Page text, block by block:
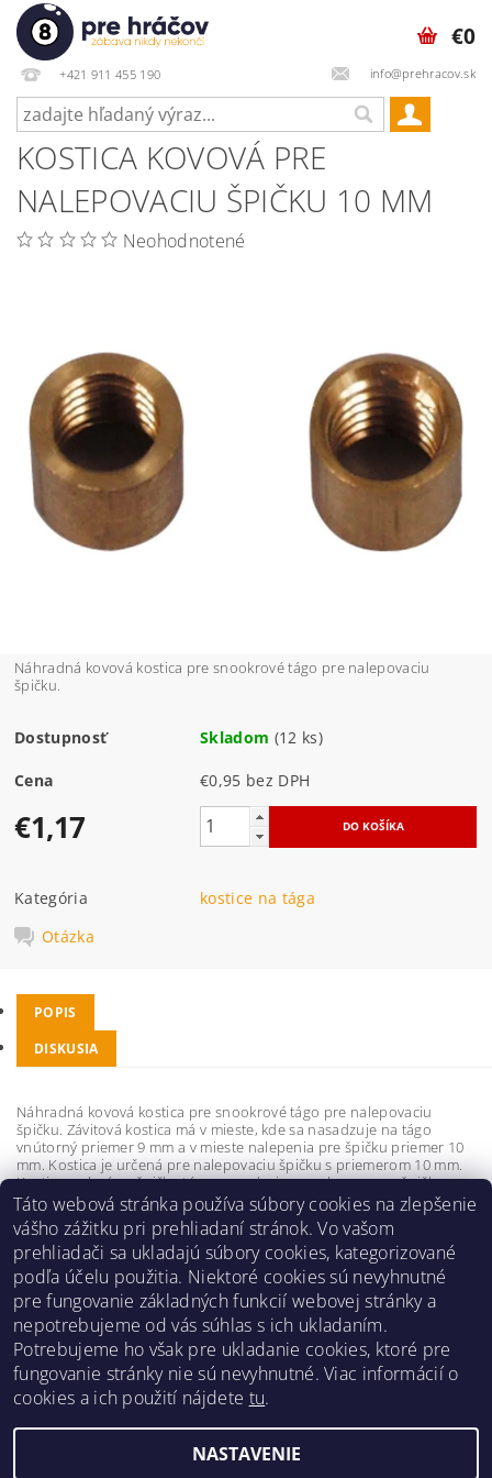
+421 911 455 190 info@prehracov.sk
€0
KOSTICA KOVOVÁ PRE
NALEPOVACIU ŠPIČKU 10 MM
Neohodnotené
Náhradná kovová kostica pre snookrové tágo pre nalepovaciu
špičku.
Dostupnosť Skladom (12 ks)
Cena €0,95 bez DPH
€1,17
Kategória
kostice na tága
Otázka
POPIS
DISKUSIA
Náhradná kovová kostica pre snookrové tágo pre nalepovaciu
špičku. Závitová kostica má v mieste, kde sa nasadzuje na tágo
vnútorný priemer 9 mm a v mieste nalepenia pre špičku priemer 10
mm. Kostica je určená pre nalepovaciu špičku s priemerom 10 mm.
Kostica sa lepí na špičku tága a osadzuje sa nalepovacou špičkou.
Buďte prvý, kto napíše príspevok k tejto položke.
Pridať komentár
Obchodné podmienky | Reklamačný poriadok
Zásady ochrany osobných údajov | Prepravný poriadok
Táto webová stránka používa súbory cookies na zlepšenie
vášho zážitku pri prehliadaní stránok. Vo vašom
prehliadači sa ukladajú súbory cookies, kategorizované
podľa účelu použitia. Niektoré cookies sú nevyhnutné
pre fungovanie základných funkcií webovej stránky a
nepotrebujeme od vás súhlas s ich ukladaním.
Potrebujeme ho však pre ukladanie cookies, ktoré pre
fungovanie stránky nie sú nevyhnutné. Viac informácií o
cookies a ich použití nájdete tu.
NASTAVENIE